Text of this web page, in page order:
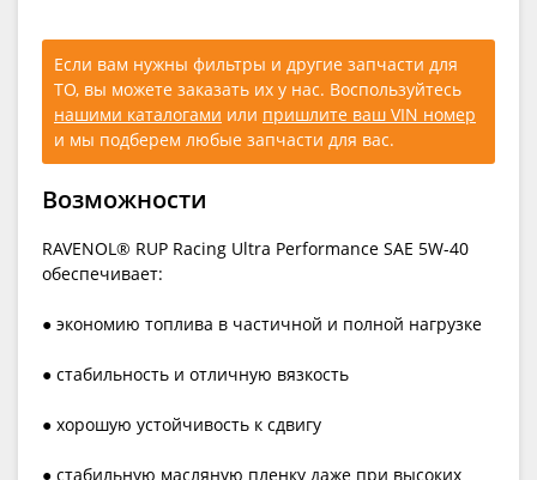
Если вам нужны фильтры и другие запчасти для
ТО, вы можете заказать их у нас. Воспользуйтесь
нашими каталогами или пришлите ваш VIN номер
и мы подберем любые запчасти для вас.
Возможности
RAVENOL® RUP Racing Ultra Performance SAE 5W-40
обеспечивает:
● экономию топлива в частичной и полной нагрузке
● стабильность и отличную вязкость
● хорошую устойчивость к сдвигу
● стабильную масляную пленку даже при высоких